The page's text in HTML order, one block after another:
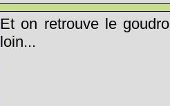
Et on retrouve le
loin...